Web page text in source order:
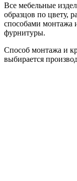
Все мебельные
образцов по цвету,
способами монтажа
фурнитуры.
Способ монтажа и
выбирается